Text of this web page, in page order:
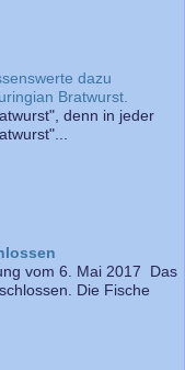
dazu
Bratwurst.
denn in jeder
vom 6. Mai 2017 Das
Die Fische